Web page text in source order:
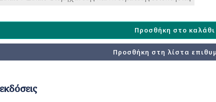
Προσθήκη στο καλάθι
Προσθήκη στη λίστα